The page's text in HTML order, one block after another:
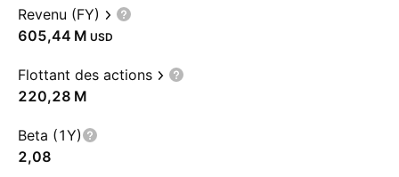
Revenu (FY)
‪605,44 M‬ USD
Flottant des actions
‪220,28 M‬
Beta (1Y)
2,08